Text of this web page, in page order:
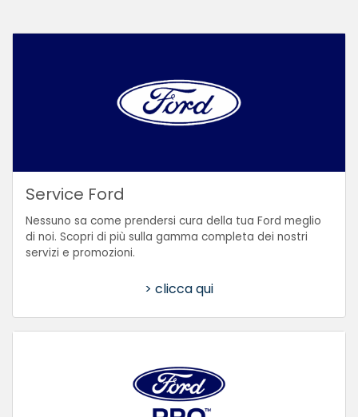
Service Ford
Nessuno sa come prendersi cura della tua Ford meglio
di noi. Scopri di più sulla gamma completa dei nostri
servizi e promozioni.
> clicca qui